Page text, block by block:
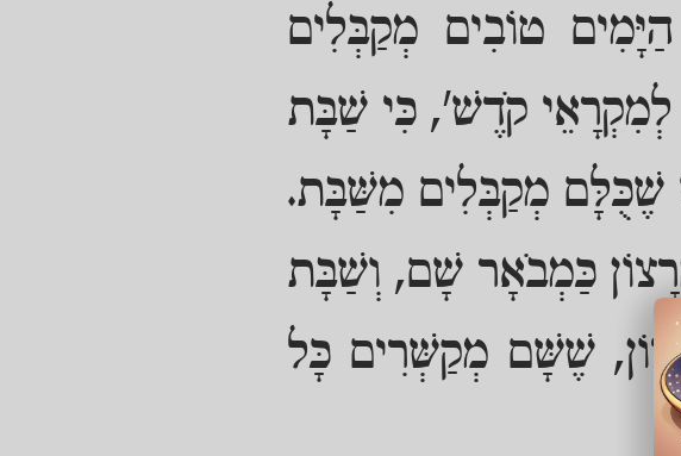
טוֹבִים מְקַבְּלִים
קֹדֶשׁ', כִּי שַׁבָּת
מְקַבְּלִים מִשַּׁבָּת.
כַּמְבֹאָר שָׁם, וְשַׁבָּת
שֶׁשָּׁם מְקַשְּׁרִים כָּל